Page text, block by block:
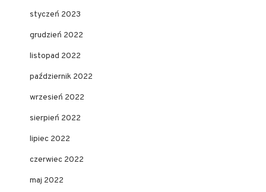
styczeń 2023
grudzień 2022
listopad 2022
październik 2022
wrzesień 2022
sierpień 2022
lipiec 2022
czerwiec 2022
maj 2022